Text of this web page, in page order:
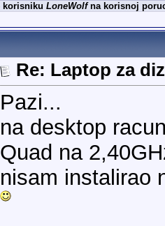
korisniku LoneWolfna korisnoj
Re: Laptop za
Pazi...
na desktop
Quad na
nisam instalirao